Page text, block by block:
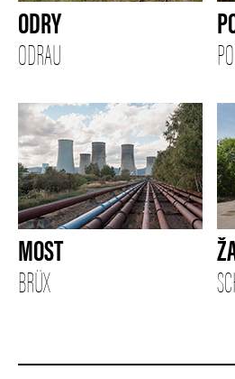
ODRY
ODRAU
MOST
BRÜX